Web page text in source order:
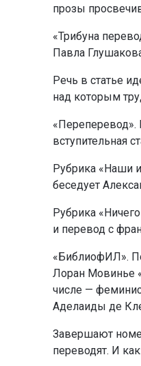
прозы
«Трибуна
Павла
Речь в статье
над которым
«Переперевод».
вступительная
Рубрика «Наши
беседует
Рубрика
и перевод с
«БиблиофИЛ».
Лоран Мовинье
числе —
Аделаиды де
Завершают
переводят. И